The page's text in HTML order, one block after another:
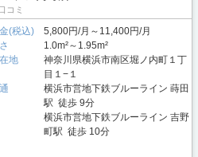
コミ
(税込)
5,800円/月～11,400円/月
1.0m²～1.95m²
地
神奈川県横浜市南区堀ノ内町１丁
目１−１
横浜市営地下鉄ブルーライン 蒔田
駅 徒歩 9分
横浜市営地下鉄ブルーライン 吉野
町駅 徒歩 10分